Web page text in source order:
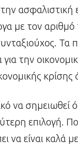
ασφαλιστική
με τον αριθμό
Τα
την
να
επιλογή.
να είναι καλά